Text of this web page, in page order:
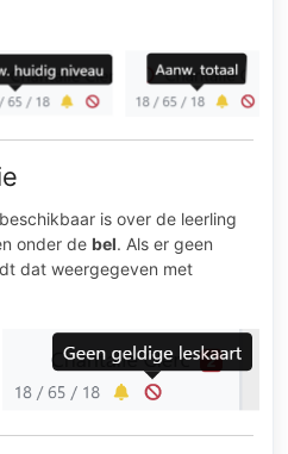
is over de leerling
onder de bel. Als er geen
dat weergegeven met